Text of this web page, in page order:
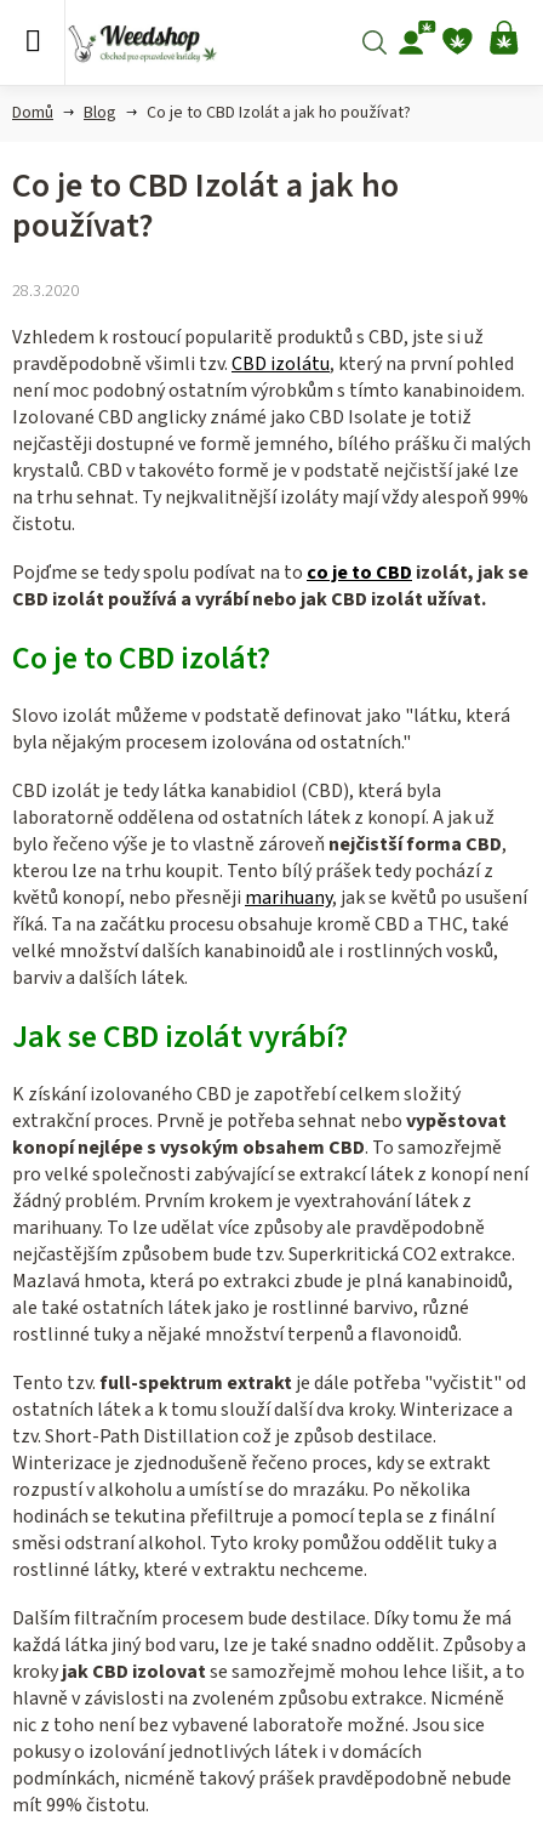
Hledat
Domů Blog Co je to CBD Izolát a jak ho používat?
Co je to CBD Izolát a jak ho
používat?
28.3.2020
Vzhledem k rostoucí popularitě produktů s CBD, jste si už
pravděpodobně všimli tzv.CBD izolátu, který na první pohled
není moc podobný ostatním výrobkům s tímto kanabinoidem.
Izolované CBD anglicky známé jako CBD Isolate je totiž
nejčastěji dostupné ve formě jemného, bílého prášku či malých
krystalů. CBD v takovéto formě je v podstatě nejčistší jaké lze
na trhu sehnat. Ty nejkvalitnější izoláty mají vždy alespoň 99%
čistotu.
Pojďme se tedy spolu podívat na to co je to CBD izolát, jak se
CBD izolát používá a vyrábí nebo jak CBD izolát užívat.
Co je to CBD izolát?
Slovo izolát můžeme v podstatě definovat jako "látku, která
byla nějakým procesem izolována od ostatních."
CBD izolát je tedy látka kanabidiol (CBD), která byla
laboratorně oddělena od ostatních látek z konopí. A jak už
bylo řečeno výše je to vlastně zároveň nejčistší forma CBD,
kterou lze na trhu koupit. Tento bílý prášek tedy pochází z
květů konopí, nebo přesněji marihuany, jak se květů po usušení
říká. Ta na začátku procesu obsahuje kromě CBD a THC, také
velké množství dalších kanabinoidů ale i rostlinných vosků,
barviv a dalších látek.
Jak se CBD izolát vyrábí?
K získání izolovaného CBD je zapotřebí celkem složitý
extrakční proces. Prvně je potřeba sehnat nebovypěstovat
konopí nejlépe s vysokým obsahem CBD. To samozřejmě
pro velké společnosti zabývající se extrakcí látek z konopí není
žádný problém. Prvním krokem je vyextrahování látek z
marihuany. To lze udělat více způsoby ale pravděpodobně
nejčastějším způsobem bude tzv. Superkritická CO2 extrakce.
Mazlavá hmota, která po extrakci zbude je plná kanabinoidů,
ale také ostatních látek jako je rostlinné barvivo, různé
rostlinné tuky a nějaké množství terpenů a flavonoidů.
Tento tzv.full-spektrum extraktje dále potřeba "vyčistit" od
ostatních látek a k tomu slouží další dva kroky. Winterizace a
tzv. Short-Path Distillation což je způsob destilace.
Winterizace je zjednodušeně řečeno proces, kdy se extrakt
rozpustí v alkoholu a umístí se do mrazáku. Po několika
hodinách se tekutina přefiltruje a pomocí tepla se z finální
směsi odstraní alkohol. Tyto kroky pomůžou oddělit tuky a
rostlinné látky, které v extraktu nechceme.
Dalším filtračním procesem bude destilace. Díky tomu že má
každá látka jiný bod varu, lze je také snadno oddělit. Způsoby a
krokyjak CBD izolovatse samozřejmě mohou lehce lišit, a to
hlavně v závislosti na zvoleném způsobu extrakce. Nicméně
nic z toho není bez vybavené laboratoře možné. Jsou sice
pokusy o izolování jednotlivých látek i v domácích
podmínkách, nicméně takový prášek pravděpodobně nebude
mít 99% čistotu.